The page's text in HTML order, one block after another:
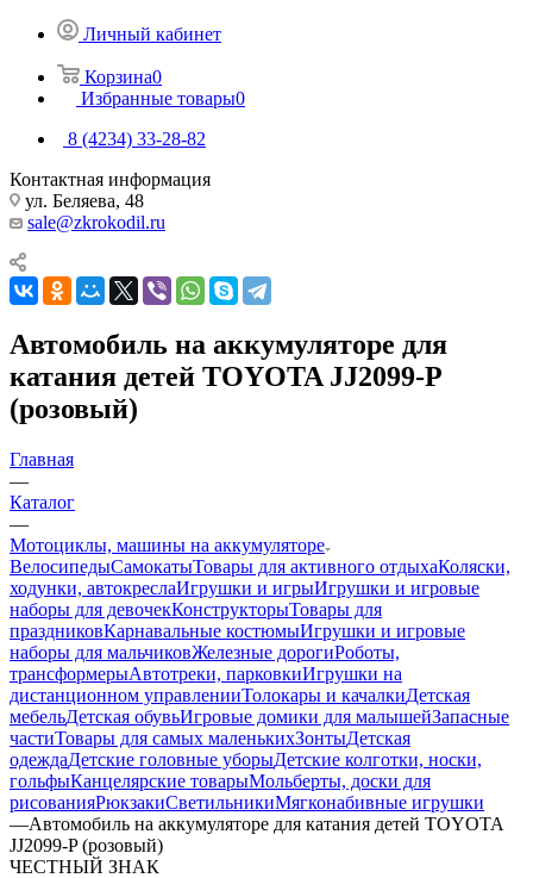
Личный кабинет
Корзина0
Избранные товары0
8 (4234) 33-28-82
Контактная информация
ул. Беляева, 48
sale@zkrokodil.ru
Автомобиль на аккумуляторе для
катания детей TOYOTA JJ2099-P
(розовый)
Главная
—
Каталог
—
Мотоциклы, машины на аккумуляторе
ВелосипедыСамокатыТовары для активного отдыхаКоляски,
ходунки, автокреслаИгрушки и игрыИгрушки и игровые
наборы для девочекКонструкторыТовары для
праздниковКарнавальные костюмыИгрушки и игровые
наборы для мальчиковЖелезные дорогиРоботы,
трансформерыАвтотреки, парковкиИгрушки на
дистанционном управленииТолокары и качалкиДетская
мебельДетская обувьИгровые домики для малышейЗапасные
частиТовары для самых маленькихЗонтыДетская
одеждаДетские головные уборыДетские колготки, носки,
гольфыКанцелярские товарыМольберты, доски для
рисованияРюкзакиСветильникиМягконабивные игрушки
—Автомобиль на аккумуляторе для катания детей TOYOTA
JJ2099-P (розовый)
ЧЕСТНЫЙ ЗНАК